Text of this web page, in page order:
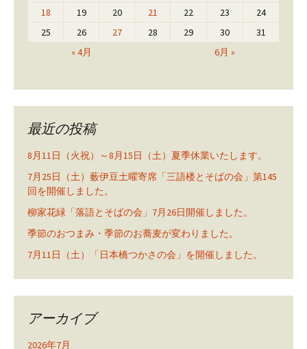
« 4月 6月 »
18
19 20 21 22 23
24
25
26 27 28 29 30 31
最近の投稿
8月11日（火祝）～8月15日（土）夏季休業いたします。
7月25日（土）薮伊豆土曜寄席「三語楼とそばの会」第145
回を開催しました。
柳家花緑「落語とそばの会」7月26日開催しました。
季節のおつまみ・季節のお蕎麦が変わりました。
7月11日（土）「日本橋つかさの会」を開催しました。
アーカイブ
2026年7月